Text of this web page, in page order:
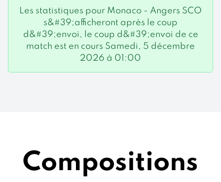
Les statistiques pour Monaco - Angers SCO
s&#39;afficheront après le coup
d&#39;envoi, le coup d&#39;envoi de ce
match est en cours Samedi, 5 décembre
2026 à 01:00
Compositions